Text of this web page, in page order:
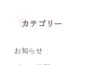
カテゴリー
お知らせ